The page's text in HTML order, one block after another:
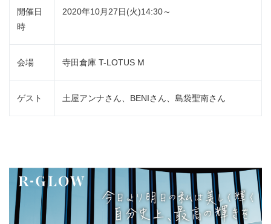
開催日
時
2020年10月27日(火)14:30～
会場 寺田倉庫 T-LOTUS M
ゲスト 土屋アンナさん、BENIさん、島袋聖南さん